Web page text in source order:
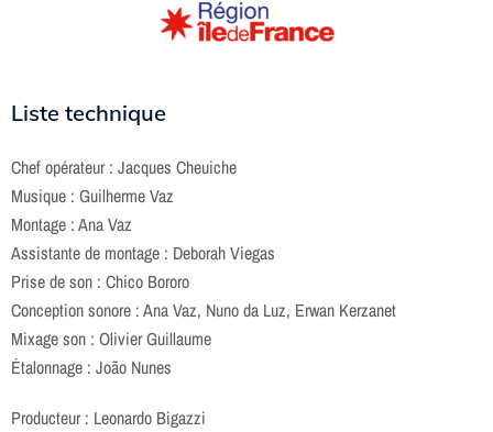
Liste technique
Chef opérateur : Jacques Cheuiche
Musique : Guilherme Vaz
Montage : Ana Vaz
Assistante de montage : Deborah Viegas
Prise de son : Chico Bororo
Conception sonore : Ana Vaz, Nuno da Luz, Erwan Kerzanet
Mixage son : Olivier Guillaume
Étalonnage : João Nunes
Producteur : Leonardo Bigazzi